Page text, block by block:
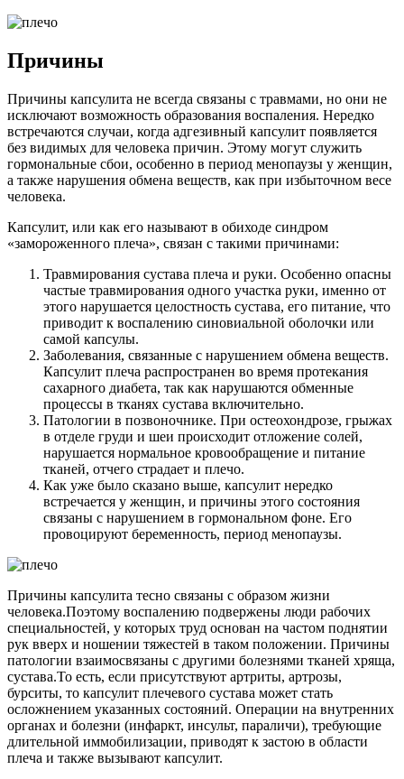
Причины
Причины капсулита не всегда связаны с травмами, но они не
исключают возможность образования воспаления. Нередко
встречаются случаи, когда адгезивный капсулит появляется
без видимых для человека причин. Этому могут служить
гормональные сбои, особенно в период менопаузы у женщин,
а также нарушения обмена веществ, как при избыточном весе
человека.
Капсулит, или как его называют в обиходе синдром
«замороженного плеча», связан с такими причинами:
Травмирования сустава плеча и руки. Особенно опасны
частые травмирования одного участка руки, именно от
этого нарушается целостность сустава, его питание, что
приводит к воспалению синовиальной оболочки или
самой капсулы.
Заболевания, связанные с нарушением обмена веществ.
Капсулит плеча распространен во время протекания
сахарного диабета, так как нарушаются обменные
процессы в тканях сустава включительно.
Патологии в позвоночнике. При остеохондрозе, грыжах
в отделе груди и шеи происходит отложение солей,
нарушается нормальное кровообращение и питание
тканей, отчего страдает и плечо.
Как уже было сказано выше, капсулит нередко
встречается у женщин, и причины этого состояния
связаны с нарушением в гормональном фоне. Его
провоцируют беременность, период менопаузы.
Причины капсулита тесно связаны с образом жизни
человека.Поэтому воспалению подвержены люди рабочих
специальностей, у которых труд основан на частом поднятии
рук вверх и ношении тяжестей в таком положении. Причины
патологии взаимосвязаны с другими болезнями тканей хряща,
сустава.То есть, если присутствуют артриты, артрозы,
бурситы, то капсулит плечевого сустава может стать
осложнением указанных состояний. Операции на внутренних
органах и болезни (инфаркт, инсульт, параличи), требующие
длительной иммобилизации, приводят к застою в области
плеча и также вызывают капсулит.